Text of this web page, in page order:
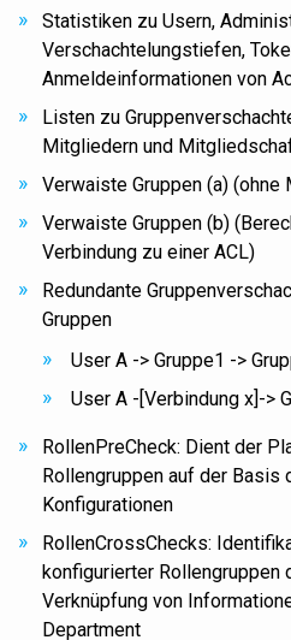
Statistiken zu Usern,
Verschachtelungstiefen,
Anmeldeinformationen von
Listen zu
Mitgliedern und
Verwaiste Gruppen (a) (ohne
Verwaiste Gruppen (b)
Verbindung zu einer ACL)
Redundante
Gruppen
User A -> Gruppe1 ->
User A -[Verbindung x]->
RollenPreCheck: Dient der
Rollengruppen auf der Basis
Konfigurationen
RollenCrossChecks:
konfigurierter Rollengruppen
Verknüpfung von
Department